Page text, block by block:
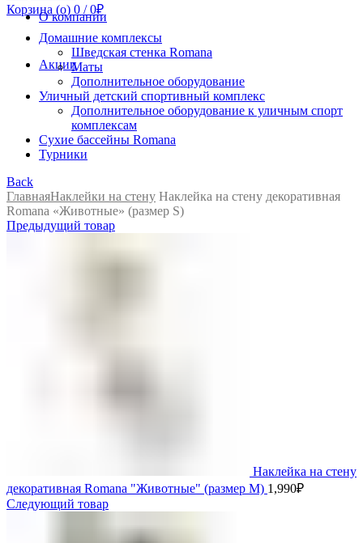
О компании
Акции
Корзина (o) 0 / 0₽
Домашние комплексы
Шведская стенка Romana
Маты
Дополнительное оборудование
Уличный детский спортивный комплекс
Дополнительное оборудование к уличным спорт
комплексам
Сухие бассейны Romana
Турники
Back
ГлавнаяНаклейки на стену Наклейка на стену декоративная
Romana «Животные» (размер S)
Предыдущий товар
Наклейка на стену
декоративная Romana "Животные" (размер M) 1,990₽
Следующий товар